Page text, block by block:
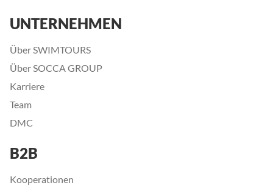
UNTERNEHMEN
Über SWIMTOURS
Über SOCCA GROUP
Karriere
Team
DMC
B2B
Kooperationen